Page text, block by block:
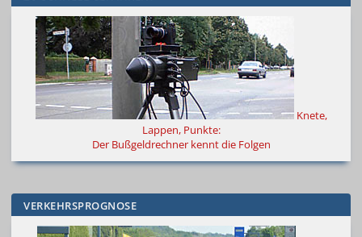
Knete,
Lappen, Punkte:
Der Bußgeldrechner kennt die Folgen
VERKEHRSPROGNOSE